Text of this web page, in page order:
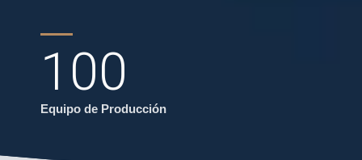
100
Equipo de Producción